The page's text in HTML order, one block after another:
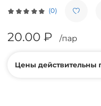
(0)
20.00 ₽ /пар
Цены действительны